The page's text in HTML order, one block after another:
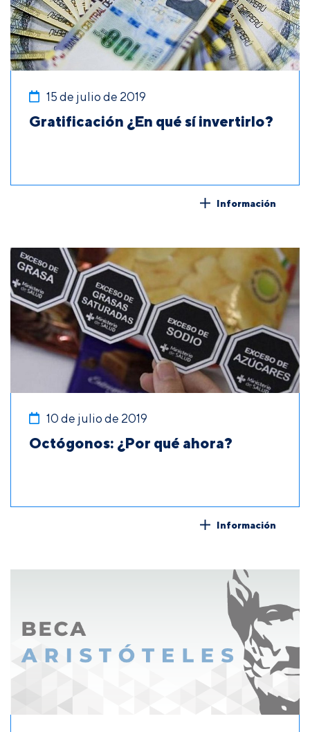
15 de julio de 2019
Gratificación ¿En qué sí invertirlo?
Información
10 de julio de 2019
Octógonos: ¿Por qué ahora?
Información